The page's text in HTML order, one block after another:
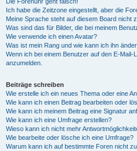
Ich habe die Zeitzone eingestellt, aber die
Meine Sprache steht auf diesem Board nicht
Was sind das für Bilder, die bei meinem
Wie verwende ich einen Avatar?
Was ist mein Rang und wie kann ich ihn
Wenn ich bei einem Benutzer auf den E-
anzumelden.
Beiträge schreiben
Wie erstelle ich ein neues Thema oder eine
Wie kann ich einen Beitrag bearbeiten oder
Wie kann ich meinem Beitrag eine Signatur
Wie kann ich eine Umfrage erstellen?
Wieso kann ich nicht mehr
Wie bearbeite oder lösche ich eine Umfrage?
Warum kann ich auf bestimmte Foren nicht